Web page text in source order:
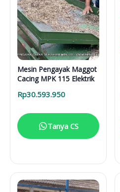
Mesin Pengayak Maggot
Cacing MPK 115 Elektrik
Rp30.593.950
Tanya CS